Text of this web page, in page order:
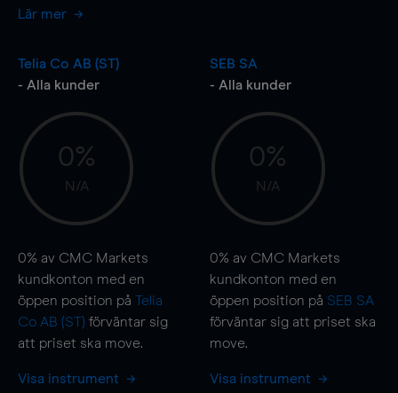
Lär mer
Telia Co AB (ST)
- Alla kunder
0%
N/A
0% av CMC Markets
kundkonton med en
öppen position på Telia
Co AB (ST) förväntar sig
att priset ska move.
Visa instrument
SEB SA
- Alla kunder
0%
N/A
0% av CMC Markets
kundkonton med en
öppen position på SEB SA
förväntar sig att priset ska
move.
Visa instrument